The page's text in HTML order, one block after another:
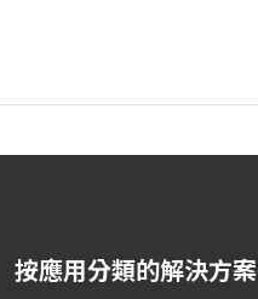
按應用分類的解決方案